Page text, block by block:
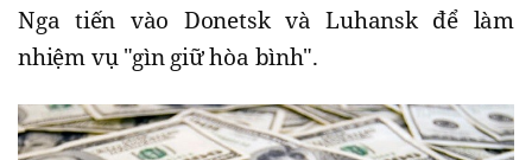
Nga tiến vào Donetsk và Luhansk để làm
nhiệm vụ "gìn giữ hòa bình".